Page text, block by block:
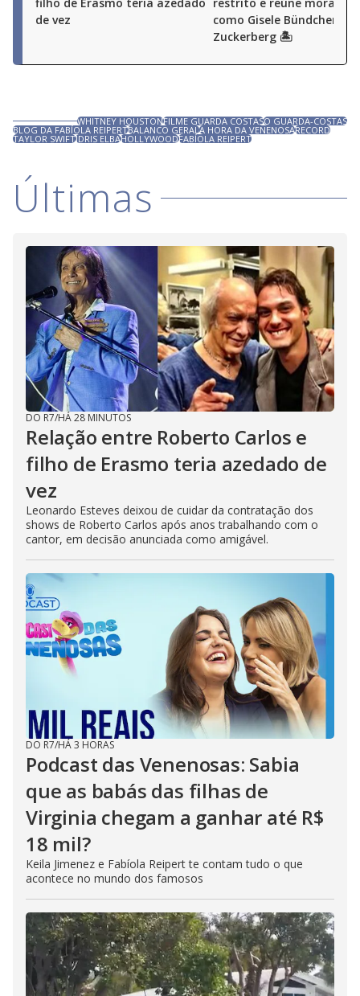
de vez
como Gisele Bündchen e
Zuckerberg 🏝️
WHITNEY HOUSTONFILME GUARDA COSTASO GUARDA-COSTAS
BLOG DA FABÍOLA REIPERTBALANCO GERALA HORA DA VENENOSARECORD
TAYLOR SWIFTIDRIS ELBAHOLLYWOODFABÍOLA REIPERT
Últimas
DO R7/HÁ 28 MINUTOS
Relação entre Roberto Carlos e
filho de Erasmo teria azedado de
vez
Leonardo Esteves deixou de cuidar da contratação dos
shows de Roberto Carlos após anos trabalhando com o
cantor, em decisão anunciada como amigável.
DO R7/HÁ 3 HORAS
Podcast das Venenosas: Sabia
que as babás das filhas de
Virginia chegam a ganhar até R$
18 mil?
Keila Jimenez e Fabíola Reipert te contam tudo o que
acontece no mundo dos famosos